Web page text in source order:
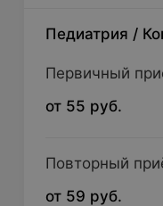
Педиатрия /
Первичный
от 55 руб.
Повторный
от 59 руб.